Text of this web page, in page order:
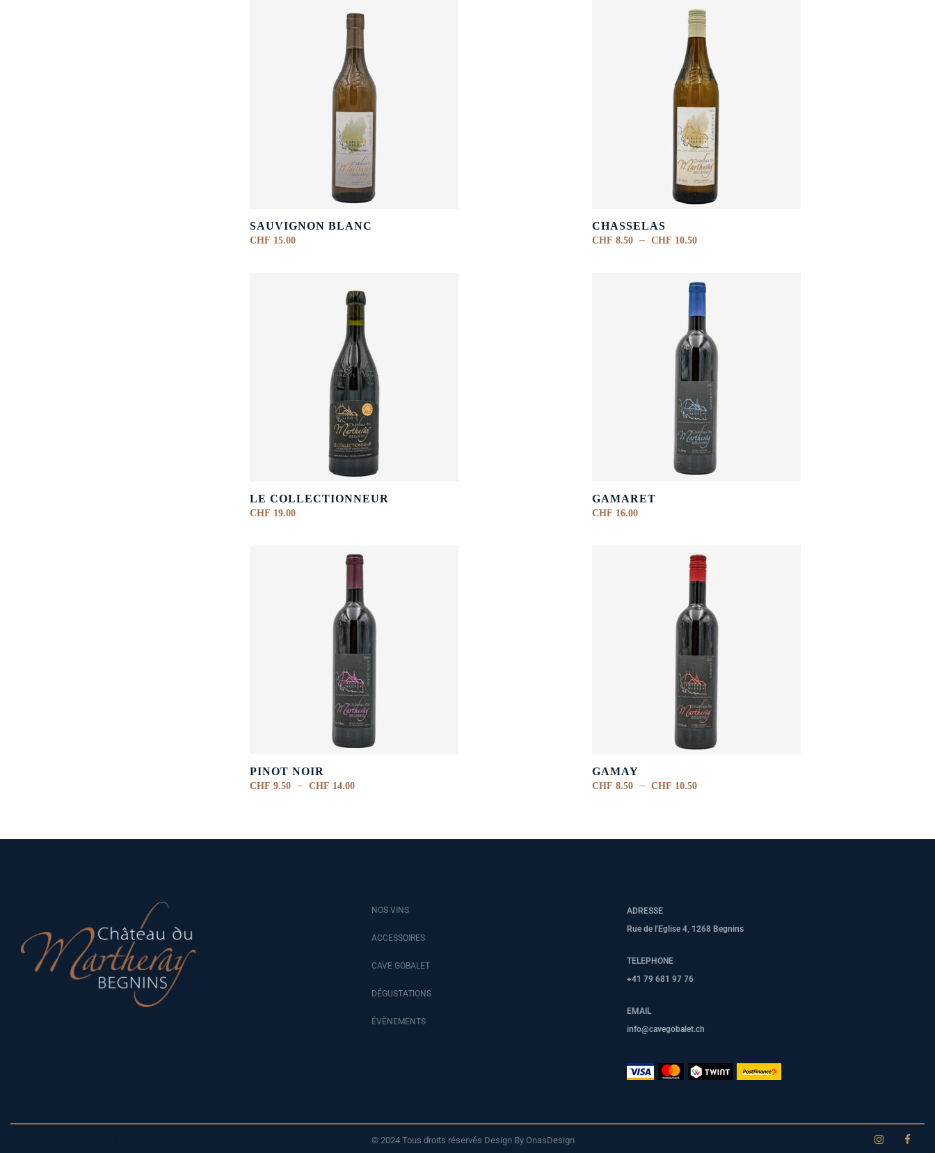
SAUVIGNON BLANC
CHF 15.00
CHASSELAS
CHF 8.50 – CHF 10.50
LE COLLECTIONNEUR
CHF 19.00
GAMARET
CHF 16.00
PINOT NOIR
CHF 9.50 – CHF 14.00
GAMAY
CHF 8.50 – CHF 10.50
NOS VINS
ACCESSOIRES
CAVE GOBALET
DÉGUSTATIONS
ÉVÈNEMENTS
ADRESSE
Rue de l'Eglise 4, 1268 Begnins
TELEPHONE
+41 79 681 97 76
EMAIL
info@cavegobalet.ch
© 2024 Tous droits réservés Design By OnasDesign